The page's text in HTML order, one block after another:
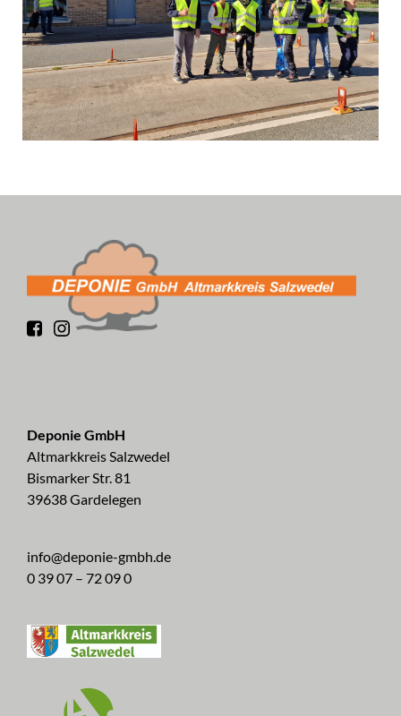
Deponie GmbH
Altmarkkreis Salzwedel
Bismarker Str. 81
39638 Gardelegen
info@deponie-gmbh.de
0 39 07 – 72 09 0